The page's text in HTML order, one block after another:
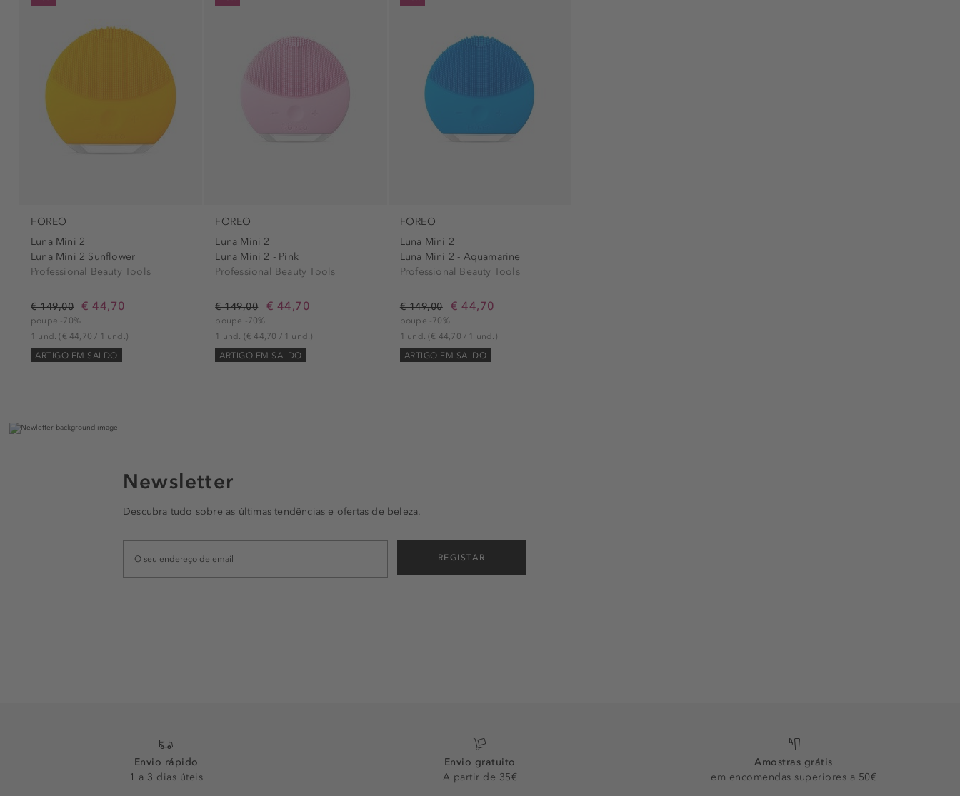
FOREO
Luna Mini 2
Luna Mini 2 Sunflower
Professional Beauty Tools
€ 149,00 € 44,70
poupe -70%
1 und.(€ 44,70 / 1 und.)
ARTIGO EM SALDO
FOREO
Luna Mini 2
Luna Mini 2 - Pink
Professional Beauty Tools
€ 149,00 € 44,70
poupe -70%
1 und. (€ 44,70 / 1 und.)
ARTIGO EM SALDO
FOREO
Luna Mini 2
Luna Mini 2 - Aquamarine
Professional Beauty Tools
€ 149,00 € 44,70
poupe -70%
1 und.(€ 44,70 / 1 und.)
ARTIGO EM SALDO
Newsletter
Descubra tudo sobre as últimas tendências e ofertas de beleza.
REGISTAR
Envio rápido
1 a 3 dias úteis
Envio gratuito
A partir de 35€
Amostras grátis
em encomendas superiores a 50€